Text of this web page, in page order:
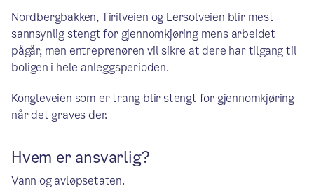
Nordbergbakken, Tirilveien og Lersolveien blir mest
sannsynlig stengt for gjennomkjøring mens arbeidet
pågår, men entreprenøren vil sikre at dere har tilgang til
boligen i hele anleggsperioden.
Kongleveien som er trang blir stengt for gjennomkjøring
når det graves der.
Hvem er ansvarlig?
Vann og avløpsetaten.